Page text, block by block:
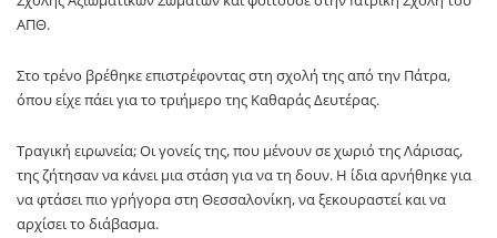
ΑΠΘ.
Στο τρένο βρέθηκε επιστρέφοντας στη σχολή της από την Πάτρα,
όπου είχε πάει για το τριήμερο της Καθαράς Δευτέρας.
Τραγική ειρωνεία; Οι γονείς της, που μένουν σε χωριό της Λάρισας,
της ζήτησαν να κάνει μια στάση για να τη δουν. Η ίδια αρνήθηκε για
να φτάσει πιο γρήγορα στη Θεσσαλονίκη, να ξεκουραστεί και να
αρχίσει το διάβασμα.